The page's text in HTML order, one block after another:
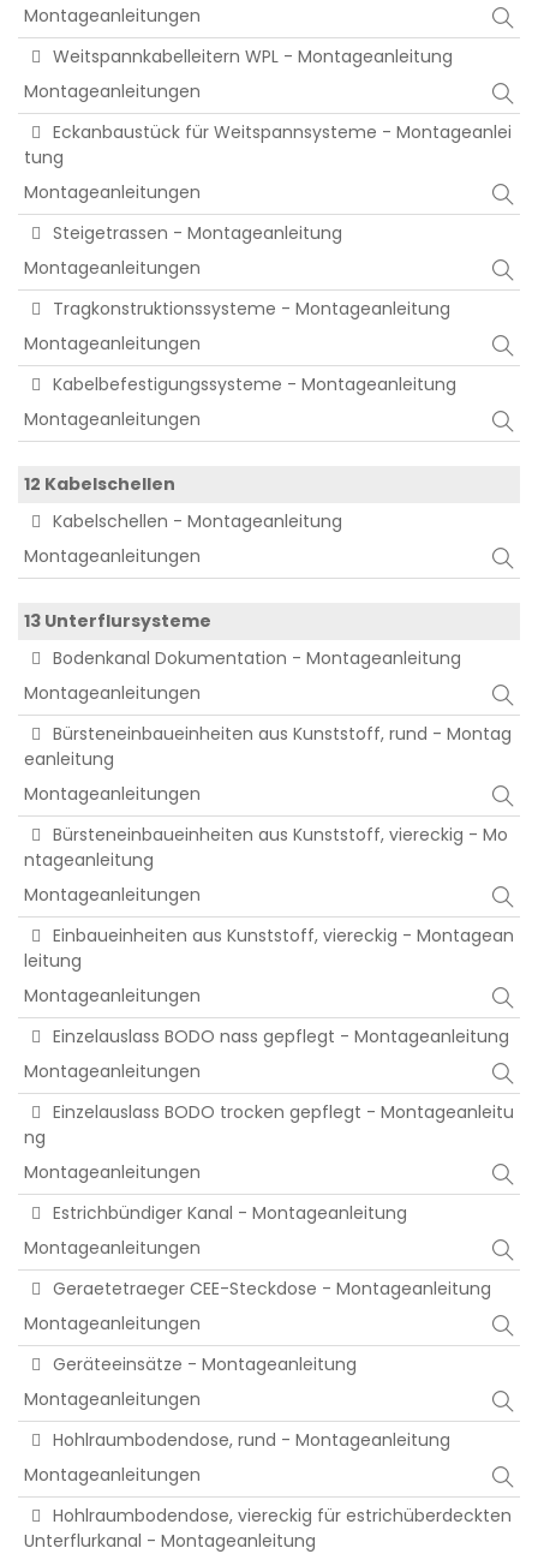
Montageanleitungen
Weitspannkabelleitern WPL - Montageanleitung
Montageanleitungen
Eckanbaustück für Weitspannsysteme - Montageanlei
tung
Montageanleitungen
Steigetrassen - Montageanleitung
Montageanleitungen
Tragkonstruktionssysteme - Montageanleitung
Montageanleitungen
Kabelbefestigungssysteme - Montageanleitung
Montageanleitungen
12 Kabelschellen
Kabelschellen - Montageanleitung
Montageanleitungen
13 Unterflursysteme
Bodenkanal Dokumentation - Montageanleitung
Montageanleitungen
Bürsteneinbaueinheiten aus Kunststoff, rund - Montag
eanleitung
Montageanleitungen
Bürsteneinbaueinheiten aus Kunststoff, viereckig - Mo
ntageanleitung
Montageanleitungen
Einbaueinheiten aus Kunststoff, viereckig - Montagean
leitung
Montageanleitungen
Einzelauslass BODO nass gepflegt - Montageanleitung
Montageanleitungen
Einzelauslass BODO trocken gepflegt - Montageanleitu
ng
Montageanleitungen
Estrichbündiger Kanal - Montageanleitung
Montageanleitungen
Geraetetraeger CEE-Steckdose - Montageanleitung
Montageanleitungen
Geräteeinsätze - Montageanleitung
Montageanleitungen
Hohlraumbodendose, rund - Montageanleitung
Montageanleitungen
Hohlraumbodendose, viereckig für estrichüberdeckten
Unterflurkanal - Montageanleitung